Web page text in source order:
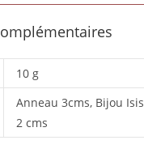
10 g
Anneau 3cms, Bijou
2 cms